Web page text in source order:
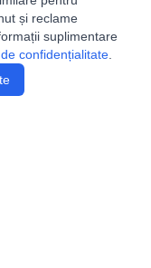
și reclame
suplimentare
confidențialitate